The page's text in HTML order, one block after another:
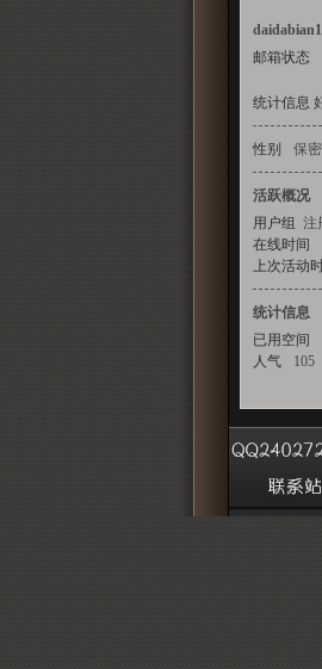
第
一
貢
邮箱状态
统计信息
性别 保密
活跃概况
用户组 注
在线时间
上次活动
统计信息
已用空间
人气
105